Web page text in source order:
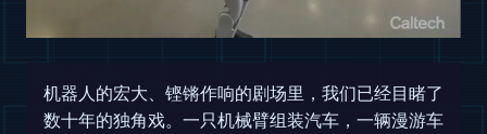
机器人的宏大、铿锵作响的剧场里，我们已经目睹了
数十年的独角戏。一只机械臂组装汽车，一辆漫游车